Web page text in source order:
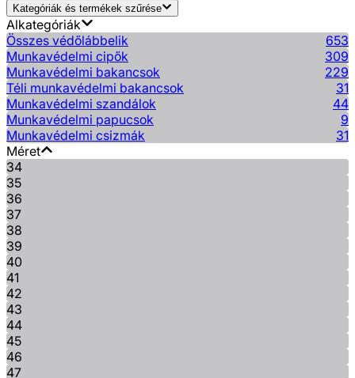
Kategóriák és termékek szűrése
Alkategóriák
Összes védőlábbelik
653
Munkavédelmi cipők
309
Munkavédelmi bakancsok
229
Téli munkavédelmi bakancsok
31
Munkavédelmi szandálok
44
Munkavédelmi papucsok
9
Munkavédelmi csizmák
31
Méret
34
35
36
37
38
39
40
41
42
43
44
45
46
47